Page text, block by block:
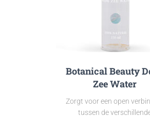
Botanical Beauty
Zee Water
Zorgt voor een open
tussen de